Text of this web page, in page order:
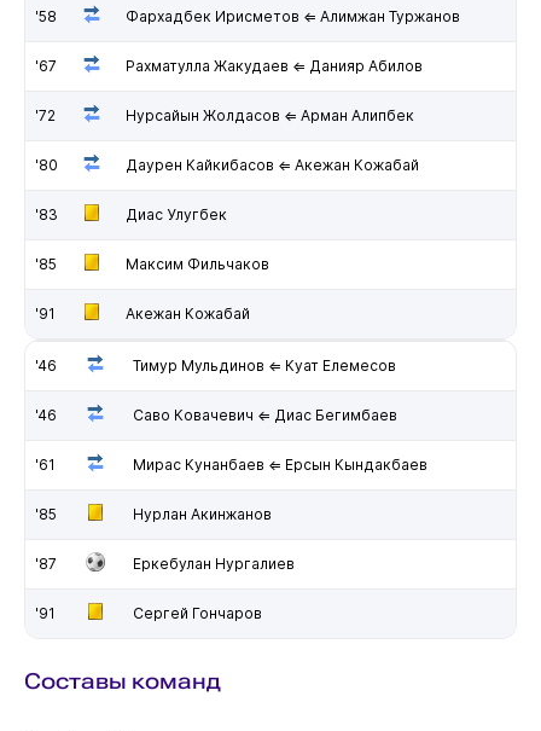
'58 Фархадбек Ирисметов ⇐ Алимжан Туржанов
'67 Рахматулла Жакудаев ⇐ Данияр Абилов
'72 Нурсайын Жолдасов ⇐ Арман Алипбек
'80 Даурен Кайкибасов ⇐ Акежан Кожабай
'83 Диас Улугбек
'85 Максим Фильчаков
'91 Акежан Кожабай
'46 Тимур Мульдинов ⇐ Куат Елемесов
'46 Саво Ковачевич ⇐ Диас Бегимбаев
'61 Мирас Кунанбаев ⇐ Ерсын Кындакбаев
'85 Нурлан Акинжанов
'87 Еркебулан Нургалиев
'91 Сергей Гончаров
Составы команд